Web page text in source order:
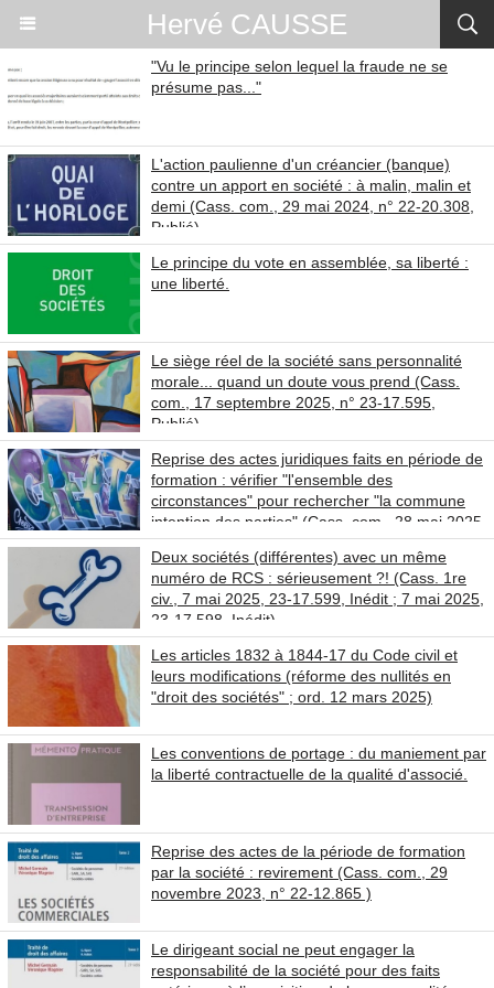
Hervé CAUSSE
"Vu le principe selon lequel la fraude ne se
présume pas..."
L'action paulienne d'un créancier (banque)
contre un apport en société : à malin, malin et
demi (Cass. com., 29 mai 2024, n° 22-20.308,
Publié)
Le principe du vote en assemblée, sa liberté :
une liberté.
Le siège réel de la société sans personnalité
morale... quand un doute vous prend (Cass.
com., 17 septembre 2025, n° 23-17.595,
Publié).
Reprise des actes juridiques faits en période de
formation : vérifier "l'ensemble des
circonstances" pour rechercher "la commune
intention des parties" (Cass. com., 28 mai 2025,
2 arrêts)
Deux sociétés (différentes) avec un même
numéro de RCS : sérieusement ?! (Cass. 1re
civ., 7 mai 2025, 23-17.599, Inédit ; 7 mai 2025,
23-17.598, Inédit)
Les articles 1832 à 1844-17 du Code civil et
leurs modifications (réforme des nullités en
"droit des sociétés" ; ord. 12 mars 2025)
Les conventions de portage : du maniement par
la liberté contractuelle de la qualité d'associé.
Reprise des actes de la période de formation
par la société : revirement (Cass. com., 29
novembre 2023, n° 22-12.865 )
Le dirigeant social ne peut engager la
responsabilité de la société pour des faits